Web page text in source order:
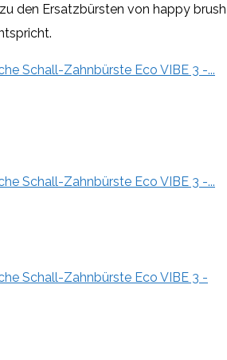
den Ersatzbürsten von happy brush
Schall-Zahnbürste Eco VIBE 3 -...
Schall-Zahnbürste Eco VIBE 3 -...
Schall-Zahnbürste Eco VIBE 3 -